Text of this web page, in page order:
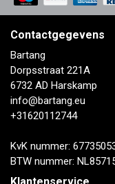
Contactgegevens
Bartang
Dorpsstraat 221A
6732 AD Harskamp
info@bartang.eu
+31620112744
KvK nummer:
BTW nummer: